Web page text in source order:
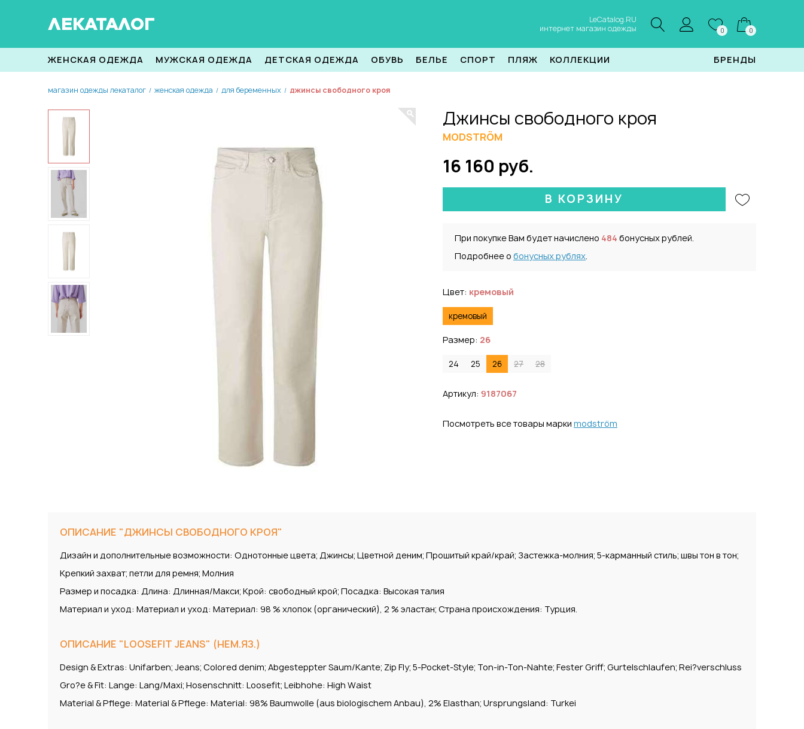
ЛЕКАТАЛОГ
LeCatalog.RU
интернет магазин одежды
0 0
ЖЕНСКАЯ ОДЕЖДА МУЖСКАЯ ОДЕЖДА ДЕТСКАЯ ОДЕЖДА ОБУВЬ БЕЛЬЕ СПОРТ ПЛЯЖ КОЛЛЕКЦИИ БРЕНДЫ
магазин одежды лекаталог / женская одежда / для беременных / джинсы свободного кроя
Джинсы свободного кроя
MODSTRÖM
16 160 руб.
В КОРЗИНУ
При покупке Вам будет начислено 484 бонусных рублей.
Подробнее о бонусных рублях.
Цвет: кремовый
кремовый
Размер: 26
24 25 26 27 28
Артикул: 9187067
Посмотреть все товары марки modström
ОПИСАНИЕ "ДЖИНСЫ СВОБОДНОГО КРОЯ"
Дизайн и дополнительные возможности: Однотонные цвета; Джинсы; Цветной деним; Прошитый край/край; Застежка-молния; 5-карманный стиль; швы тон в тон;
Крепкий захват; петли для ремня; Молния
Размер и посадка: Длина: Длинная/Макси; Крой: свободный крой; Посадка: Высокая талия
Материал и уход: Материал и уход: Материал: 98 % хлопок (органический), 2 % эластан; Страна происхождения: Турция.
ОПИСАНИЕ "LOOSEFIT JEANS" (НЕМ.ЯЗ.)
Design & Extras: Unifarben; Jeans; Colored denim; Abgesteppter Saum/Kante; Zip Fly; 5-Pocket-Style; Ton-in-Ton-Nahte; Fester Griff; Gurtelschlaufen; Rei?verschluss
Gro?e & Fit: Lange: Lang/Maxi; Hosenschnitt: Loosefit; Leibhohe: High Waist
Material & Pflege: Material & Pflege: Material: 98% Baumwolle (aus biologischem Anbau), 2% Elasthan; Ursprungsland: Turkei